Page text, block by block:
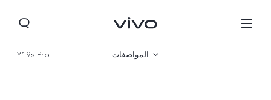
Y19s Pro المواصفات